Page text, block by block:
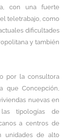
con una fuerte
teletrabajo, como
dificultades
y también
por la consultora
que Concepción,
nuevas en
tipologías de
a centros de
unidades de alto